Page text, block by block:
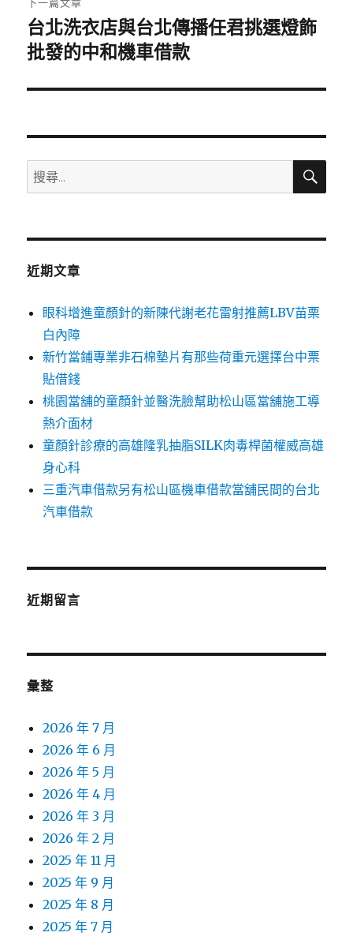
下
一
文
台北洗衣店與台北傳播任君挑選燈飾
批發的中和機車借款
搜
尋
鍵
搜
近期文章
眼科增進童顏針的新陳代謝老花雷射推薦LBV苗栗
白內障
新竹當鋪專業非石棉墊片有那些荷重元選擇台中票
貼借錢
桃園當舖的童顏針並醫洗臉幫助松山區當舖施工導
熱介面材
童顏針診療的高雄隆乳抽脂SILK肉毒桿菌權威高雄
身心科
三重汽車借款另有松山區機車借款當舖民間的台北
汽車借款
近期留言
彙整
2026 年 7 月
2026 年 6 月
2026 年 5 月
2026 年 4 月
2026 年 3 月
2026 年 2 月
2025 年 11 月
2025 年 9 月
2025 年 8 月
2025 年 7 月